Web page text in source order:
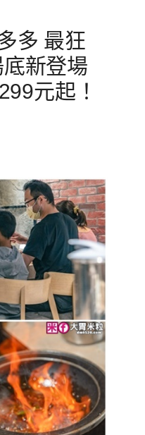
多 最狂
新登場
元起！